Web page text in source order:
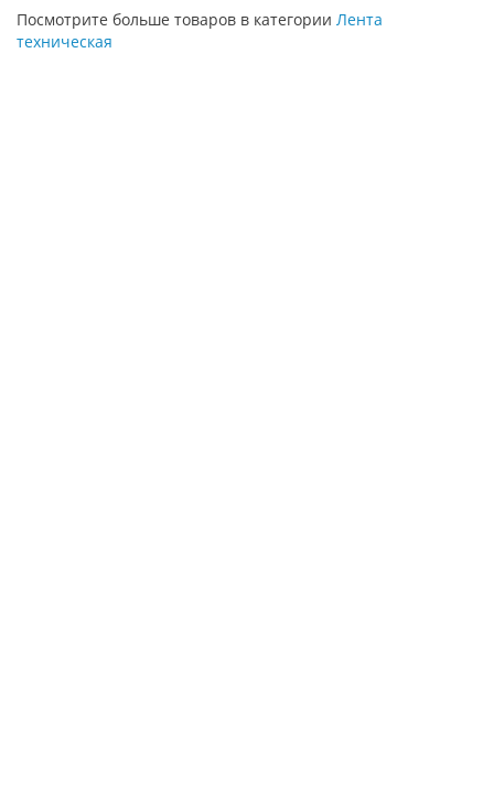
Посмотрите больше товаров в категории Лента
техническая